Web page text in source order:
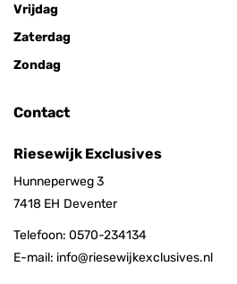
Vrijdag
Zaterdag
Zondag
Contact
Riesewijk Exclusives
Hunneperweg 3
7418 EH Deventer
Telefoon: 0570-234134
E-mail: info@riesewijkexclusives.nl